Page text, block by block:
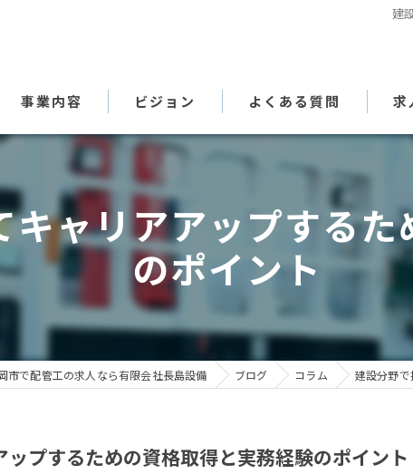
建
事業内容 ビジョン よくある質問 求
キャリアアップする
のポイント
市で配管工の求人なら有限会社長島設備 ブログ コラム 建設分野
プするための資格取得と実務経験のポイント